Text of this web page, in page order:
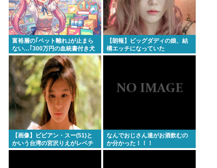
【悲報】税務職員さん、高齢女性から1.5億借りパク
して競艇に全ツッパwww
うんこ移植でピーナッツアレルギーを克服
【画像】ドイツの水着少女、14歳でこの発育具合
【悲報】日本、高市円安ホクホクなのに上半期の輸
出額が台湾と韓国に抜かれる
一度でも"精神疾患"になったらお終い。壊れた脳を
元通りにする医療技術は無い。
忍空があまり評価されてない理由
Powered by livedoor 相互RSS
富裕層の｢ペット離れ｣が止まら
ない…｢300万円の血統書付き犬
は時代遅れ｣という真のお金持ち
が"向かった先"
【朗報】ビッグダディの娘、結
構エッチになっていた
【画像】ビビアン・スー(51)と
かいう台湾の宮沢りえがレベチ
でえっちすぎるｗｗｗ
なんでおじさん達がお酒飲むの
か分かった！！！